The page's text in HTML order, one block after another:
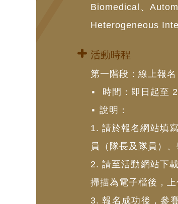
Biomedical、
Heterogeneous
活動時程
第一階段：線上報名
時間：即日起至
說明：
1. 請於報名網站填
員（隊長及隊員）
2. 請至活動網站下載
掃描為電子檔後，上
3. 報名成功後，參